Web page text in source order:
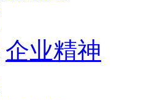
企业精神